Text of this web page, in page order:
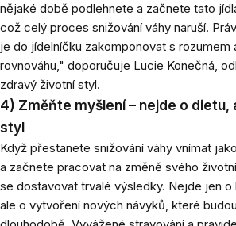
nějaké době podlehnete a začnete tato
což celý proces snižování váhy naruší.
je do jídelníčku zakomponovat s rozumem
rovnováhu," doporučuje Lucie Konečná,
zdravý životní styl.
4) Změňte myšlení – nejde o dietu,
styl
Když přestanete snižování váhy vnímat
a začnete pracovat na změně svého
se dostavovat trvalé výsledky. Nejde jen
ale o vytvoření nových návyků, které